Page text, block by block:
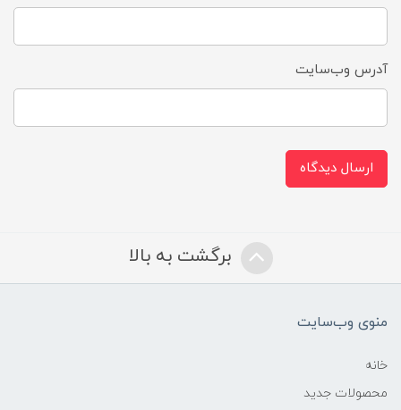
آدرس وب‌سایت
ارسال دیدگاه
برگشت به بالا
منوی وب‌سایت
خانه
محصولات جدید